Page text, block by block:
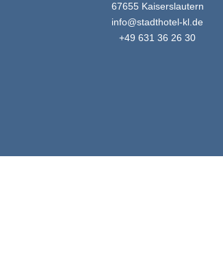
67655 Kaiserslautern
info@stadthotel-kl.de
+49 631 36 26 30